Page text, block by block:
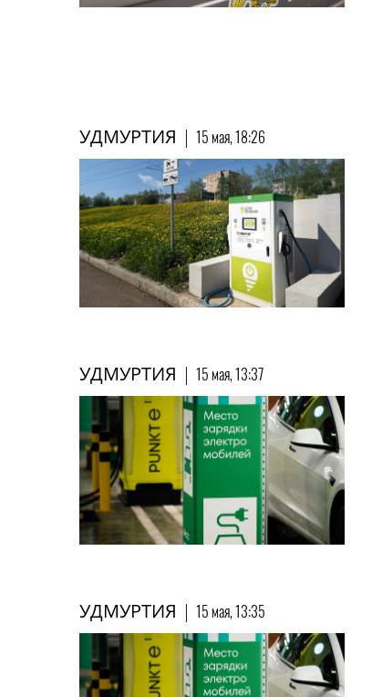
УДМУРТИЯ | 15 мая, 18:26
УДМУРТИЯ | 15 мая, 13:37
УДМУРТИЯ | 15 мая, 13:35